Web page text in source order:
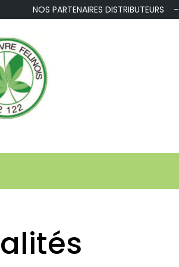
NOS PARTENAIRES DISTRIBUTEURS –